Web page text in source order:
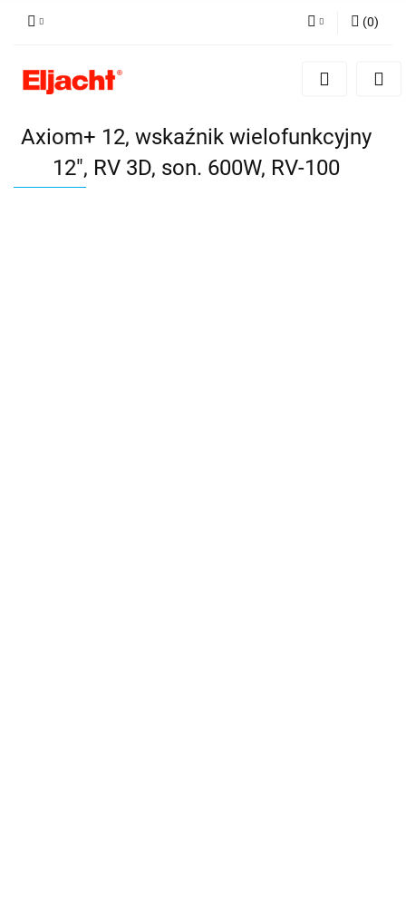
Zaloguj się
(0)
Axiom+ 12, wskaźnik wielofunkcyjny
12", RV 3D, son. 600W, RV-100